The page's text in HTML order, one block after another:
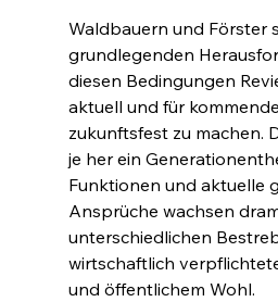
Waldbauern und Förster
grundlegenden
diesen Bedingungen
aktuell und für
zukunftsfest zu machen.
je her ein
Funktionen und aktuelle
Ansprüche wachsen
unterschiedlichen
wirtschaftlich
und öffentlichem Wohl.